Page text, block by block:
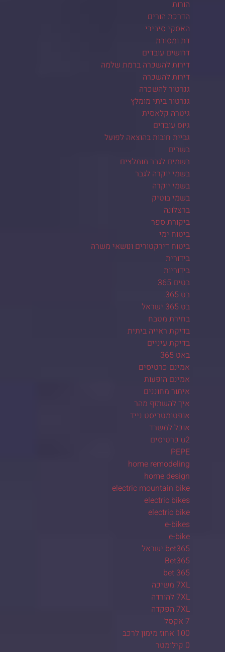
הורות
הדרכת הורים
האסקי סיבירי
דת ומסורת
דרושים עובדים
דירות להשכרה ברמת שלמה
דירות להשכרה
גנרטור להשכרה
גנרטור ביתי מומלץ
גיטרה קלאסית
גיוס עובדים
גביית חובות בהוצאה לפועל
בשרים
בשמים לגבר מומלצים
בשמי יוקרה לגבר
בשמי יוקרה
בשמי בוטיק
ברצלונה
ביקורת ספר
ביטוח ימי
ביטוח דירקטורים ונושאי משרה
בידורית
בידוריות
בטים 365
בט 365.
בט 365 ישראל
בחירת מטבח
בדיקת ראייה ביתית
בדיקת עיניים
באט 365
אמינם כרטיסים
אמינם הופעות
איתור מחוננים
איך להשתזף מהר
אופטומטריסט נייד
אוכל למשרד
u2 כרטיסים
PEPE
home remodeling
home design
electric mountain bike
electric bikes
electric bike
e-bikes
e-bike
bet365 ישראל
Bet365
bet 365
7XL משיכה
7XL להורדה
7XL הפקדה
7 אקסל
100 אחוז מימון לרכב
0 קילומטר